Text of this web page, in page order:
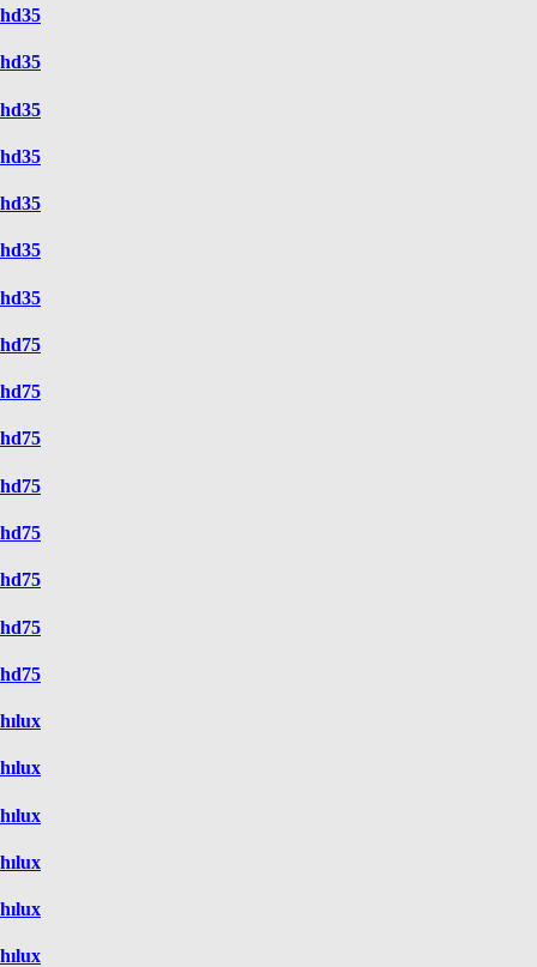
hd35
hd35
hd35
hd35
hd35
hd35
hd35
hd75
hd75
hd75
hd75
hd75
hd75
hd75
hd75
hılux
hılux
hılux
hılux
hılux
hılux